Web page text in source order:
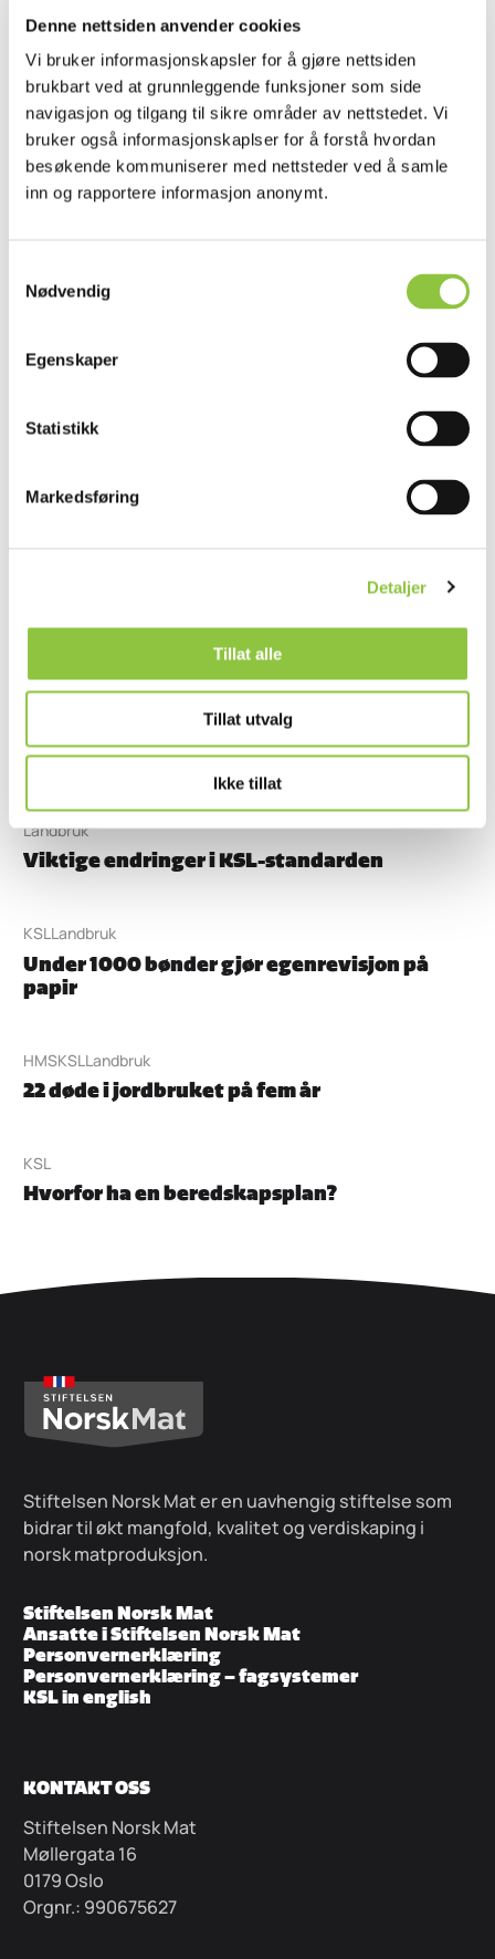
Denne nettsiden anvender cookies
Vi bruker informasjonskapsler for å gjøre nettsiden
brukbart ved at grunnleggende funksjoner som side
navigasjon og tilgang til sikre områder av nettstedet. Vi
bruker også informasjonskaplser for å forstå hvordan
besøkende kommuniserer med nettsteder ved å samle
inn og rapportere informasjon anonymt.
Nødvendig
Egenskaper
Statistikk
Markedsføring
Detaljer
Tillat alle
Tillat utvalg
Ikke tillat
Driftsmeldinger – meldinger og varsler
om nedetid, oppdateringer o.l.
Hva er KSL og hvordan henger KSL sammen
med Nyt Norge?
Aktuelt fra KSL
HMSKSLLandbruk
TryggDrift er lansert!
KSL er enklere og nyttigere!
Landbruk
Viktige endringer i KSL-standarden
KSLLandbruk
Under 1000 bønder gjør egenrevisjon på
papir
HMSKSL Landbruk
22 døde i jordbruket på fem år
KSL
Hvorfor ha en beredskapsplan?
Stiftelsen Norsk Mat er en uavhengig stiftelse som
bidrar til økt mangfold, kvalitet og verdiskaping i
norsk matproduksjon.
Stiftelsen Norsk Mat
Ansatte i Stiftelsen Norsk Mat
Personvernerklæring
Personvernerklæring – fagsystemer
KSL in english
KONTAKT OSS
Stiftelsen Norsk Mat
Møllergata 16
0179 Oslo
Orgnr.: 990675627